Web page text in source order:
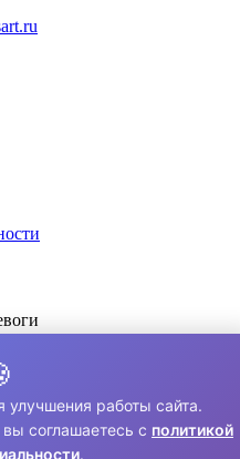
права защищены.
работы сайта.
соглашаетесь с политикой
.